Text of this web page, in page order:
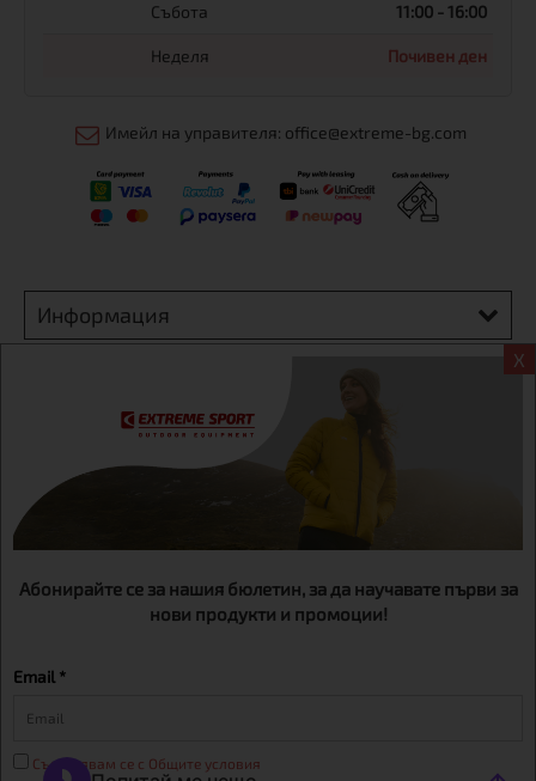
X
Абонирайте се за нашия бюлетин, за да научавате първи за
нови продукти и промоции!
Email *
Съгласявам се с Общите условия
Събота 11:00 - 16:00
Неделя Почивен ден
Имейл на управителя: office@extreme-bg.com
Информация
Екстрем спорт ЕООД, BG131452613, административен адрес
гр.София,бул. Дондуков 42, тел.:+359 895461012